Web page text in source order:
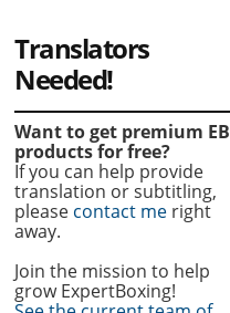
Translators
Needed!
Want to get premium EB
products for free?
If you can help provide
translation or subtitling,
please contact me right
away.
Join the mission to help
grow ExpertBoxing!